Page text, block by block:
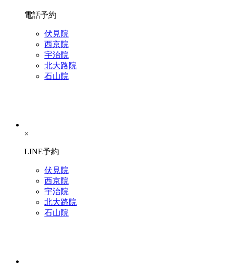
電話予約
伏見院
西京院
宇治院
北大路院
石山院
×
LINE予約
伏見院
西京院
宇治院
北大路院
石山院